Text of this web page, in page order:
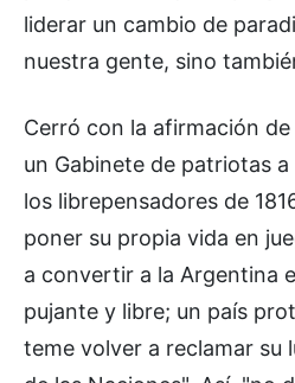
liderar un cambio de
nuestra gente, sino
Cerró con la afirmación
un Gabinete de patriotas
los librepensadores de
poner su propia vida en
a convertir a la Argentina
pujante y libre; un país
teme volver a reclamar su